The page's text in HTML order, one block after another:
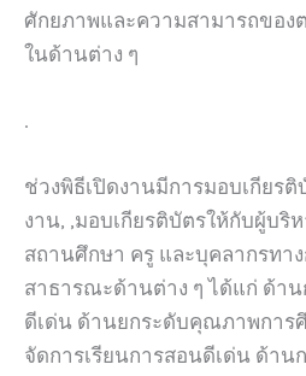
ศักยภาพและความสามารถของ
ในด้านต่าง ๆ
.
ช่วงพิธีเปิดงานมีการมอบเกียร
งาน, ,มอบเกียรติบัตรให้กับผู้บริ
สถานศึกษา ครู และบุคลากรทา
สาธารณะด้านต่าง ๆ ได้แก่ ด้า
ดีเด่น ด้านยกระดับคุณภาพการ
จัดการเรียนการสอนดีเด่น ด้าน